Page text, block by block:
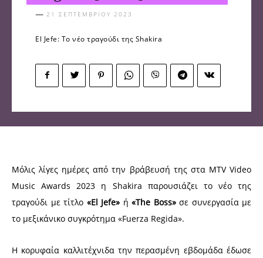
21 ΣΕΠΤΕΜΒΡΊΟΥ 2023
El Jefe: Το νέο τραγούδι της Shakira
Μόλις λίγες ημέρες από την βράβευσή της στα MTV Video
Music Awards 2023 η Shakira παρουσιάζει το νέο της
τραγούδι με τίτλο «El Jefe» ή «The Boss»σε συνεργασία με
το μεξικάνικο συγκρότημα «Fuerza Regida».
Η κορυφαία καλλιτέχνιδα την περασμένη εβδομάδα έδωσε